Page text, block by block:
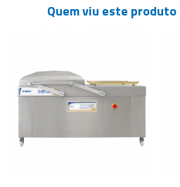
Quem viu este